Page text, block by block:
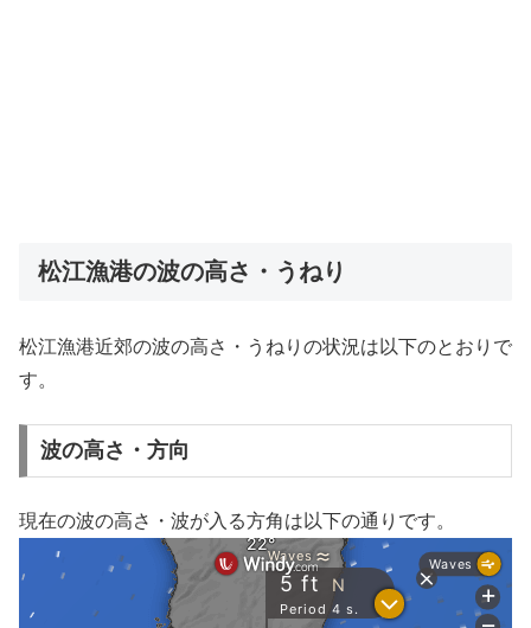
松江漁港の波の高さ・うねり
松江漁港近郊の波の高さ・うねりの状況は以下のとおりで
す。
波の高さ・方向
現在の波の高さ・波が入る方角は以下の通りです。